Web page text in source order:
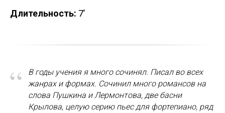
Длительность: 7’
“
В годы учения я много сочинял. Писал во всех
жанрах и формах. Сочинил много романсов на
слова Пушкина и Лермонтова, две басни
Крылова, целую серию пьес для фортепиано, ряд